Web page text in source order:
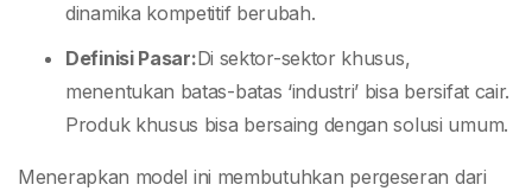
dinamika kompetitif berubah.
Definisi Pasar:Di sektor-sektor khusus,
menentukan batas-batas ‘industri’ bisa bersifat cair.
Produk khusus bisa bersaing dengan solusi umum.
Menerapkan model ini membutuhkan pergeseran dari